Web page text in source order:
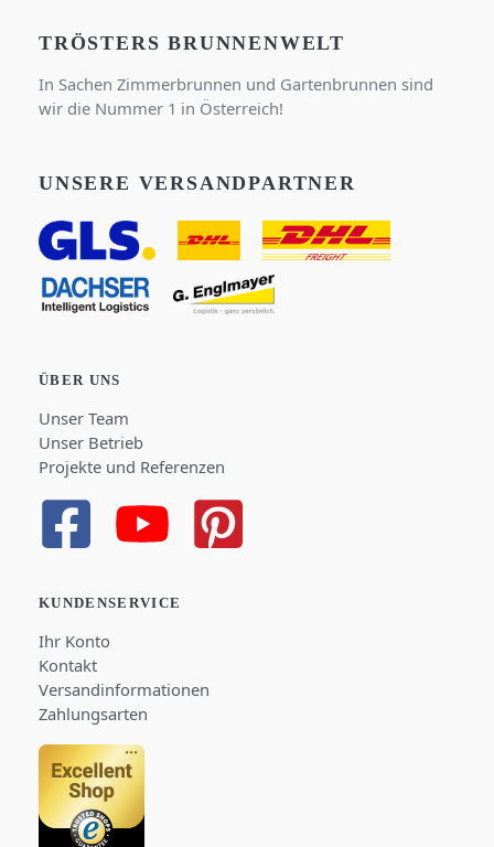
TRÖSTERS BRUNNENWELT
In Sachen Zimmerbrunnen und Gartenbrunnen sind
wir die Nummer 1 in Österreich!
UNSERE VERSANDPARTNER
ÜBER UNS
Unser Team
Unser Betrieb
Projekte und Referenzen
KUNDENSERVICE
Ihr Konto
Kontakt
Versandinformationen
Zahlungsarten